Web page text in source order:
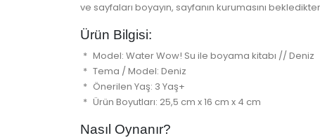
ve sayfaları boyayın, sayfanın kurumasını
Ürün Bilgisi:
Model: Water Wow! Su ile boyama kitabı // Deniz
Tema / Model: Deniz
Önerilen Yaş: 3 Yaş+
Ürün Boyutları: 25,5 cm x 16 cm x 4 cm
Nasıl Oynanır?